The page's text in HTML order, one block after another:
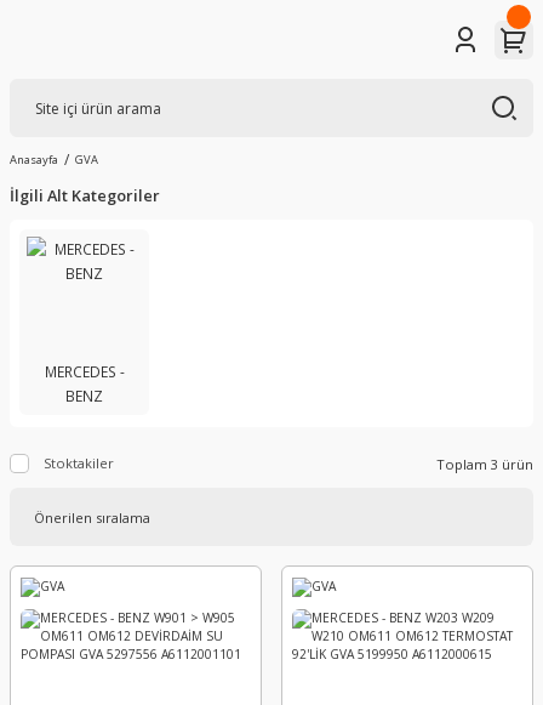
Anasayfa GVA
İlgili Alt Kategoriler
MERCEDES -
BENZ
Stoktakiler Toplam 3 ürün